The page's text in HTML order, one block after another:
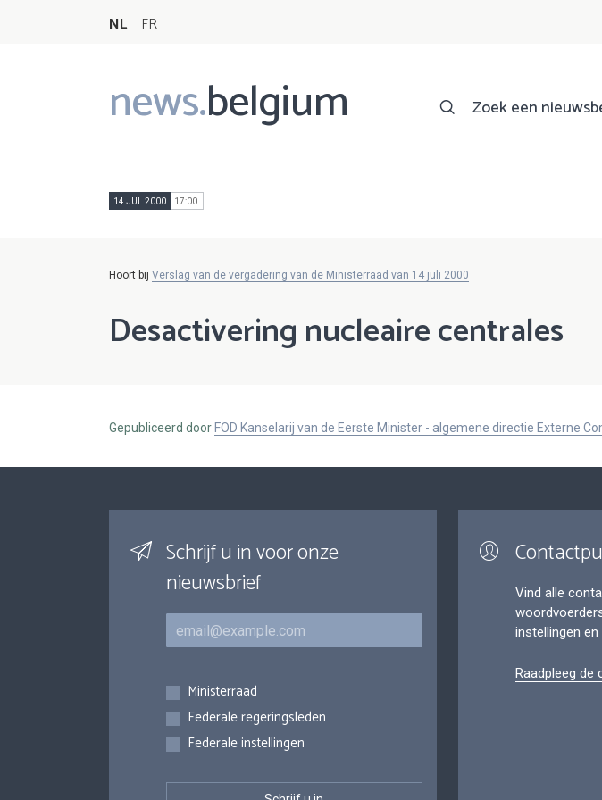
NL FR
news.belgium
Main
navigation
Zoek een
14 JUL 2000 17:00
Hoort bij Verslag van de vergadering van de Ministerraad van 14 juli 2000
Desactivering nucleaire centrales
Gepubliceerd door FOD Kanselarij van de Eerste Minister - algemene directie Externe
Schrijf u in voor onze
nieuwsbrief
E-mail
Inschrijvingen
Ministerraad
Federale regeringsleden
Federale instellingen
Vind alle
instellingen en
Raadpleeg de